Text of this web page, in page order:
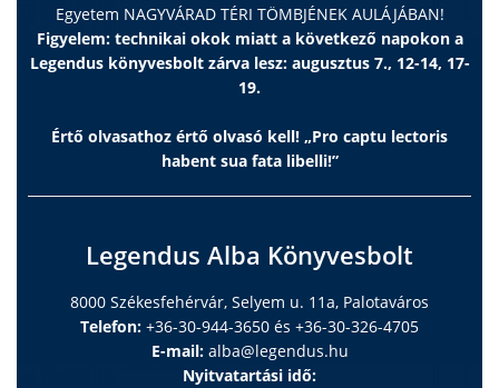
Egyetem NAGYVÁRAD TÉRI TÖMBJÉNEK AULÁJÁBAN!
Figyelem: technikai okok miatt a következő napokon a
Legendus könyvesbolt zárva lesz: augusztus 7., 12-14, 17-
19.
Értő olvasathoz értő olvasó kell! „Pro captu lectoris
habent sua fata libelli!”
Legendus Alba Könyvesbolt
8000 Székesfehérvár, Selyem u. 11a, Palotaváros
Telefon: +36-30-944-3650 és +36-30-326-4705
E-mail: alba@legendus.hu
Nyitvatartási idő: